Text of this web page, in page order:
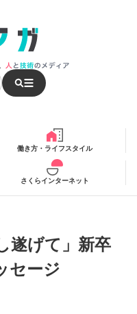
働き方・ライフスタイル
さくらインターネット
遂げて」新卒
セージ